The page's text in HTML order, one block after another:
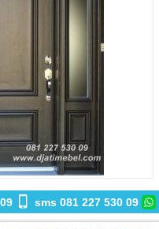
sms 081 227 530 09